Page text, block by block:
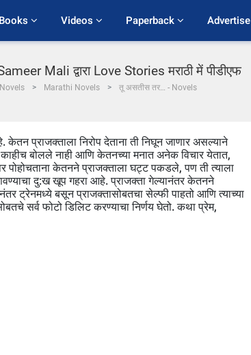
Books Videos Paperback Advertise
Mali द्वारा Love Stories मराठी में पीडीएफ
Novels Marathi Novels तू असतीस तर… - Novels
प्राजक्ताला निरोप देताना ती निघून जाणार असल्याने
काहीच बोलले नाही आणि केतनच्या मनात अनेक विचार येतात,
पोहोचताना केतनने प्राजक्ताला घट्ट पकडले, पण ती त्याला
दु:ख खूप गहरा आहे. प्राजक्ता गेल्यानंतर केतनने
ट्रेनमध्ये बसून प्राजक्तासोबतचा सेल्फी पाहतो आणि त्याच्या
सर्व फोटो डिलिट करण्याचा निर्णय घेतो. कथा प्रेम,